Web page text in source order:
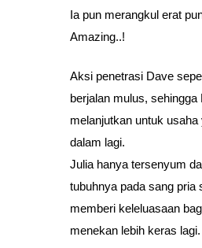
Ia pun merangkul erat
Amazing..!
Aksi penetrasi Dave
berjalan mulus,
melanjutkan untuk usaha
dalam lagi.
Julia hanya tersenyum
tubuhnya pada sang pria
memberi keleluasaan
menekan lebih keras lagi.